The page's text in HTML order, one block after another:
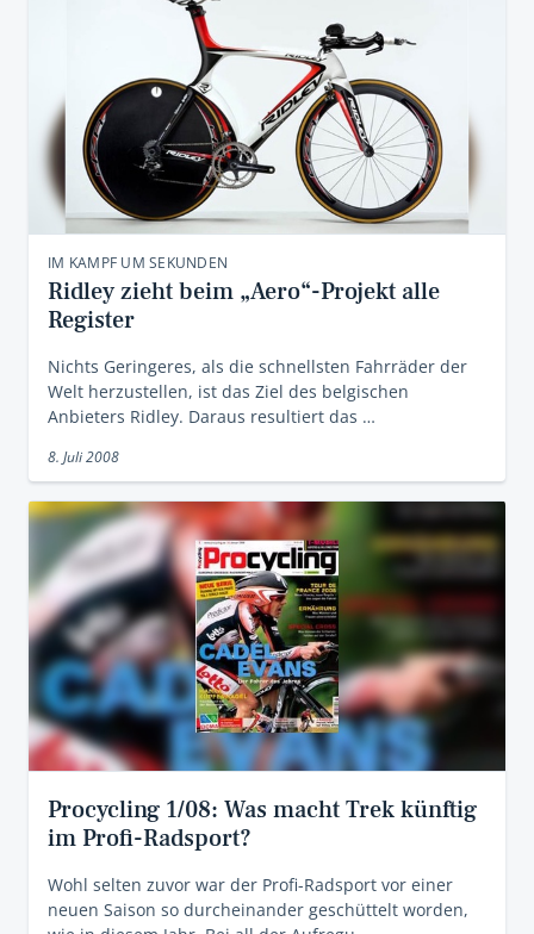
IM KAMPF UM SEKUNDEN
Ridley zieht beim „Aero“-Projekt alle
Register
Nichts Geringeres, als die schnellsten Fahrräder der
Welt herzustellen, ist das Ziel des belgischen
Anbieters Ridley. Daraus resultiert das …
8. Juli 2008
Procycling 1/08: Was macht Trek künftig
im Profi-Radsport?
Wohl selten zuvor war der Profi-Radsport vor einer
neuen Saison so durcheinander geschüttelt worden,